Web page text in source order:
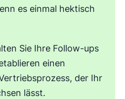
es einmal hektisch
Sie Ihre Follow-ups
einen
der Ihr
lässt.